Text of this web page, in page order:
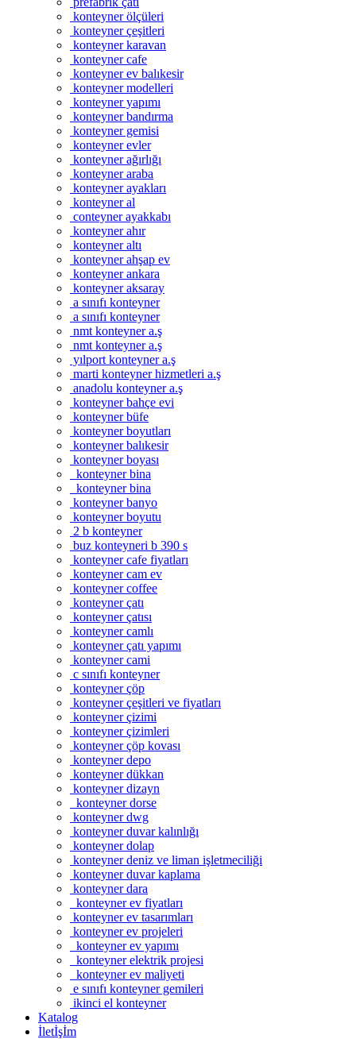
konteyner ölçüleri
konteyner çeşitleri
konteyner karavan
konteyner cafe
konteyner ev balıkesir
konteyner modelleri
konteyner yapımı
konteyner bandırma
konteyner gemisi
konteyner evler
konteyner ağırlığı
konteyner araba
konteyner ayakları
konteyner al
conteyner ayakkabı
konteyner ahır
konteyner altı
konteyner ahşap ev
konteyner ankara
konteyner aksaray
a sınıfı konteyner
a sınıfı konteyner
nmt konteyner a.ş
nmt konteyner a.ş
yılport konteyner a.ş
marti konteyner hizmetleri a.ş
anadolu konteyner a.ş
konteyner bahçe evi
konteyner büfe
konteyner boyutları
konteyner balıkesir
konteyner boyası
konteyner bina
konteyner bina
konteyner banyo
konteyner boyutu
2 b konteyner
buz konteyneri b 390 s
konteyner cafe fiyatları
konteyner cam ev
konteyner coffee
konteyner çatı
konteyner çatısı
konteyner camlı
konteyner çatı yapımı
konteyner cami
c sınıfı konteyner
konteyner çöp
konteyner çeşitleri ve fiyatları
konteyner çizimi
konteyner çizimleri
konteyner çöp kovası
konteyner depo
konteyner dükkan
konteyner dizayn
konteyner dorse
konteyner dwg
konteyner duvar kalınlığı
konteyner dolap
konteyner deniz ve liman işletmeciliği
konteyner duvar kaplama
konteyner dara
konteyner ev fiyatları
konteyner ev tasarımları
konteyner ev projeleri
konteyner ev yapımı
konteyner elektrik projesi
konteyner ev maliyeti
e sınıfı konteyner gemileri
ikinci el konteyner
Katalog
İletİşİm